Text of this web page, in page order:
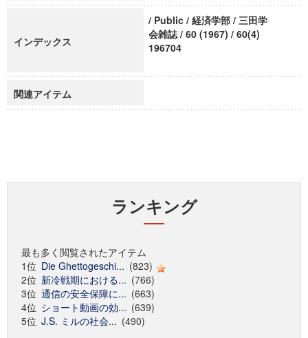
インデックス
/ Public / 経済学部 / 三田学
会雑誌 / 60 (1967) / 60(4)
196704
関連アイテム
ランキング
最も多く閲覧されたアイテム
1位 Die Ghettogeschi... (823)
2位 新冷戦期における... (766)
3位 通信の安全保障に... (663)
4位 ショート動画の効... (639)
5位 J.S. ミルの社会... (490)